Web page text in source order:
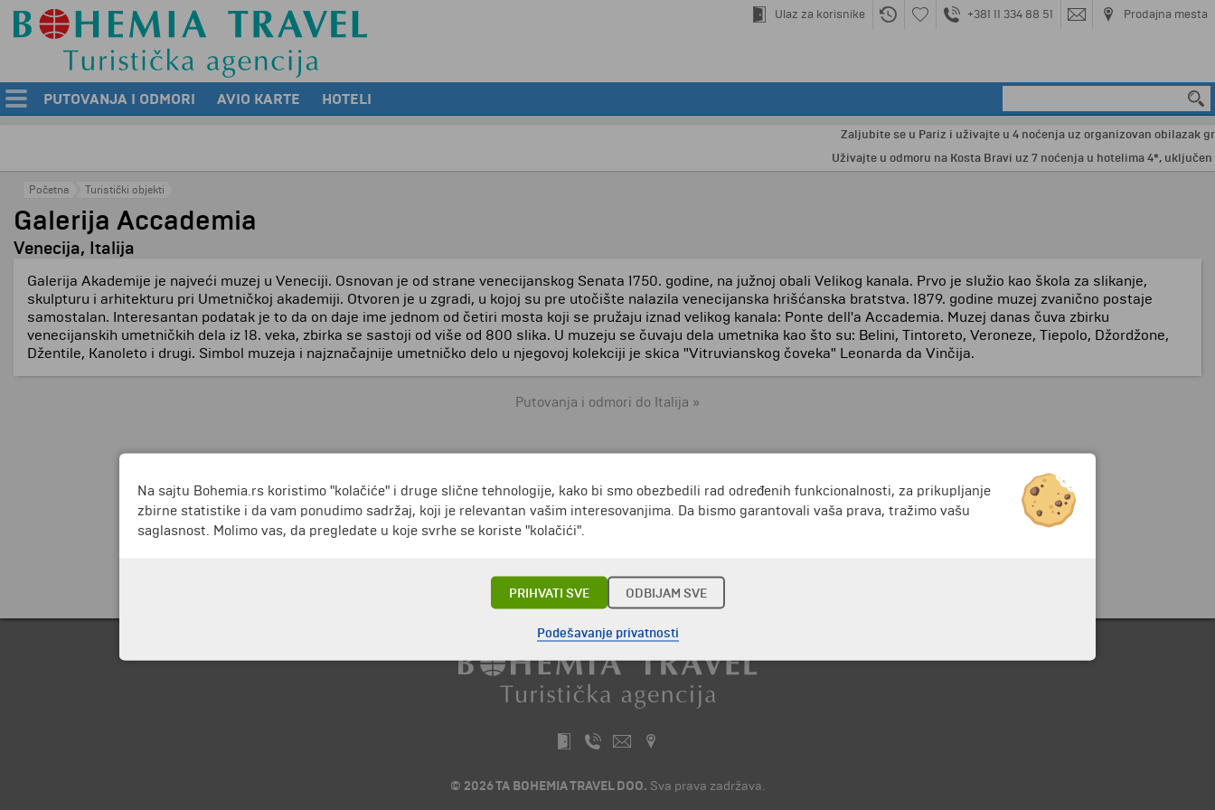
Ulaz za korisnike +381 11 334 88 51 Prodajna mesta
PUTOVANJA I ODMORI AVIO KARTE HOTELI
Zaljubite se u Pariz i uživajte u 4 noćenja uz organizovan obilazak
Uživajte u odmoru na Kosta Bravi uz 7 noćenja u hotelima 4*, uključen
Početna Turistički objekti
Galerija Accademia
Venecija, Italija
Galerija Akademije je najveći muzej u Veneciji. Osnovan je od strane venecijanskog Senata 1750. godine, na južnoj obali Velikog kanala. Prvo je služio kao škola za slikanje,
skulpturu i arhitekturu pri Umetničkoj akademiji. Otvoren je u zgradi, u kojoj su pre utočište nalazila venecijanska hrišćanska bratstva. 1879. godine muzej zvanično postaje
samostalan. Interesantan podatak je to da on daje ime jednom od četiri mosta koji se pružaju iznad velikog kanala: Ponte dell'a Accademia. Muzej danas čuva zbirku
venecijanskih umetničkih dela iz 18. veka, zbirka se sastoji od više od 800 slika. U muzeju se čuvaju dela umetnika kao što su: Belini, Tintoreto, Veroneze, Tiepolo, Džordžone,
Džentile, Kanoleto i drugi. Simbol muzeja i najznačajnije umetničko delo u njegovoj kolekciji je skica "Vitruvianskog čoveka" Leonarda da Vinčija.
Putovanja i odmori do Italija »
© 2026 TA BOHEMIA TRAVEL DOO. Sva prava zadržava.
Na sajtu Bohemia.rs koristimo "kolačiće" i druge slične tehnologije, kako bi smo obezbedili rad određenih funkcionalnosti, za prikupljanje
zbirne statistike i da vam ponudimo sadržaj, koji je relevantan vašim interesovanjima. Da bismo garantovali vaša prava, tražimo vašu
saglasnost. Molimo vas, da pregledate u koje svrhe se koriste "kolačići".
PRIHVATI SVE ODBIJAM SVE
Podešavanje privatnosti